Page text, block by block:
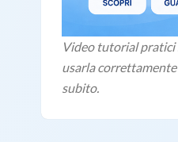
Video tutorial pratici
usarla
subito.